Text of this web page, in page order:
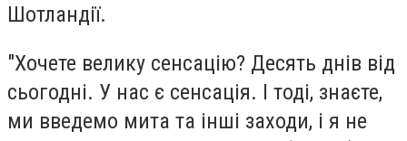
Шотландії.
"Хочете велику сенсацію? Десять днів від
сьогодні. У нас є сенсація. І тоді, знаєте,
ми введемо мита та інші заходи, і я не